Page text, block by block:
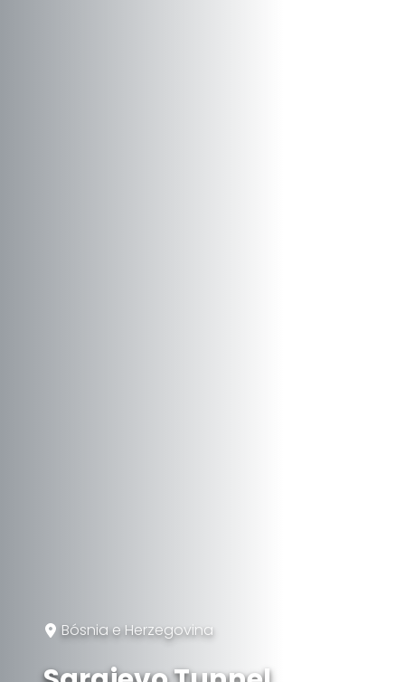
Bósnia e Herzegovina